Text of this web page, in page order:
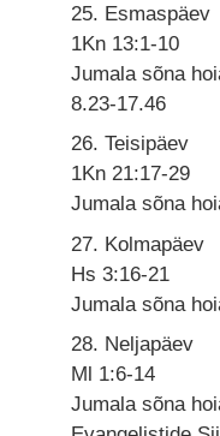
25. Esmaspäev
1Kn 13:1-10
Jumala sõna
8.23-17.46
26. Teisipäev
1Kn 21:17-29
Jumala sõna
27. Kolmapäev
Hs 3:16-21
Jumala sõna
28. Neljapäev
Ml 1:6-14
Jumala sõna